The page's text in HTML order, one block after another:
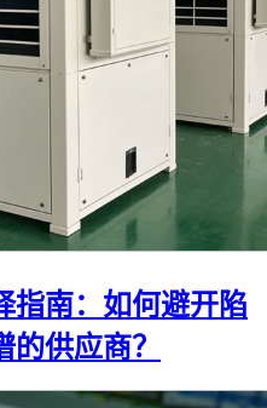
指南：如何避开陷
的供应商？